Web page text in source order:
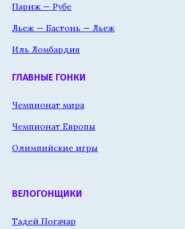
Париж — Рубе
Льеж — Бастонь — Льеж
Иль Ломбардия
ГЛАВНЫЕ ГОНКИ
Чемпионат мира
Чемпионат Европы
Олимпийские игры
ВЕЛОГОНЩИКИ
Тадей Погачар